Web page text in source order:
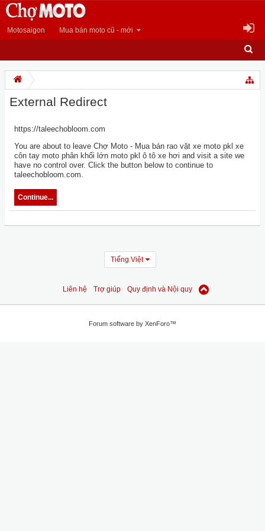
Motosaigon Mua bán moto cũ - mới
External Redirect
https://taleechobloom.com
You are about to leave Chợ Moto - Mua bán rao vặt xe moto pkl xe
côn tay moto phân khối lớn moto pkl ô tô xe hơi and visit a site we
have no control over. Click the button below to continue to
taleechobloom.com.
Continue...
Tiếng Việt
Liên hệ Trợ giúp Quy định và Nội quy
Forum software by XenForo™